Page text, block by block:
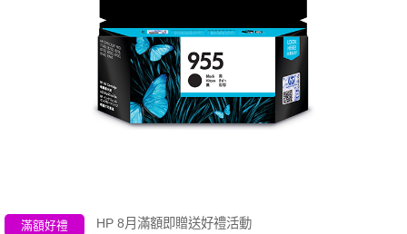
滿額好禮 HP 8月滿額即贈送好禮活動